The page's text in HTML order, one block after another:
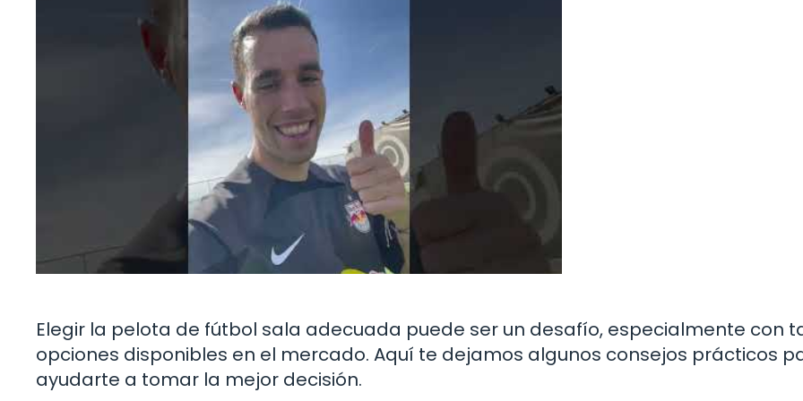
Elegir la pelota de fútbol sala adecuada puede ser un desafío, especialmente con
opciones disponibles en el mercado. Aquí te dejamos algunos consejos prácticos
ayudarte a tomar la mejor decisión.